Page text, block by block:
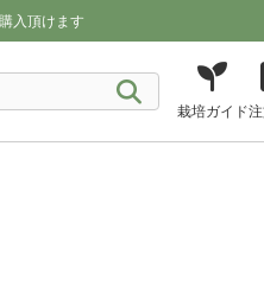
入頂けます
栽培ガイド